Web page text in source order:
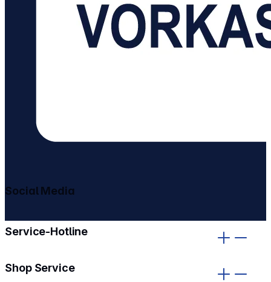
Service-Hotline
Shop Service
Social Media